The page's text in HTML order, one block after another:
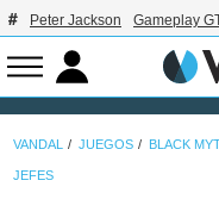
Peter Jackson Gameplay
VANDAL JUEGOS BLACK
JEFES